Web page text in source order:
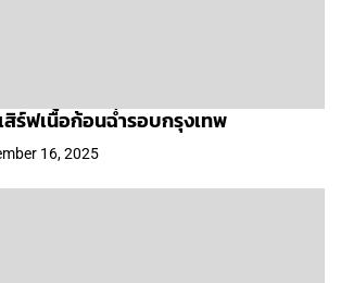
สิร์ฟเนื้อก้อนฉ่ำรอบกรุงเทพ
16, 2025